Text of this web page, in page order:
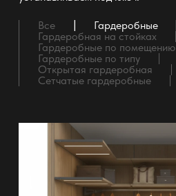
Все
Гардеробные
Гардеробная на стойках
Гардеробные по помещению
Гардеробные по типу
Открытая гардеробная
Сетчатые гардеробные